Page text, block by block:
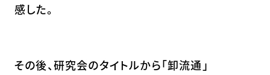
感した。
その後、研究会のタイトルから「卸流通」